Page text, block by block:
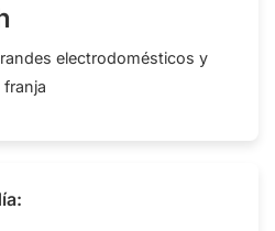
electrodomésticos y